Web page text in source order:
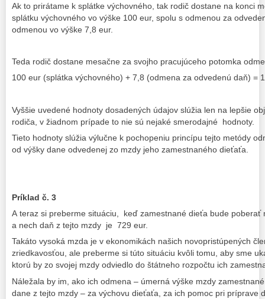
Ak to prirátame k splátke výchovného, tak rodič dostane na konci
splátku výchovného vo výške 100 eur, spolu s odmenou za
odmenou vo výške 7,8 eur.
Teda rodič dostane mesačne za svojho pracujúceho potomka
100 eur (splátka výchovného) + 7,8 (odmena za odvedenú daň) =
Vyššie uvedené hodnoty dosadených údajov slúžia len na lepšie
rodiča, v žiadnom prípade to nie sú nejaké smerodajné hodnoty.
Tieto hodnoty slúžia výlučne k pochopeniu princípu tejto metódy
od výšky dane odvedenej zo mzdy jeho zamestnaného dieťaťa.
Príklad č. 3
A teraz si preberme situáciu, keď zamestnané dieťa bude poberať
a nech daň z tejto mzdy je 729 eur.
Takáto vysoká mzda je v ekonomikách našich novopristúpených
zriedkavosťou, ale preberme si túto situáciu kvôli tomu, aby sme
ktorú by zo svojej mzdy odviedlo do štátneho rozpočtu ich
Náležala by im, ako ich odmena – úmerná výške mzdy
dane z tejto mzdy – za výchovu dieťaťa, za ich pomoc pri príprave